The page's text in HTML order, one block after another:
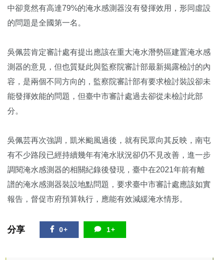
中卻竟然有高達79%的淹水感測器沒有發揮效用，形同虛設
的問題是全國第一名。
吳佩芸肯定審計處有提出應該在重大淹水潛勢區建置淹水感
測器的意見，但也質疑此與監察院審計部最新揭露檢討的內
容，是兩個不同方向的，監察院審計部有要求檢討裝設卻未
能發揮效能的問題，但臺中市審計處過去卻從未檢討此部
分。
吳佩芸再次強調，凱米颱風過後，就有民眾向其反映，南屯
有不少路段已經持續幾年有淹水狀況卻仍不見改善，進一步
調閱淹水感測器的相關紀錄後發現，臺中在2021年前有離
譜的淹水感測器裝設地點問題，要求臺中市審計處應該如實
報告，督促市府預算執行，應能有效減緩淹水情形。
分享 0+ 1+